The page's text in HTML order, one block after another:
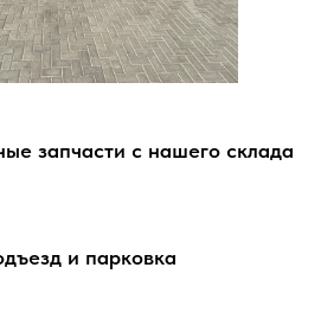
запчасти с нашего склада
и парковка